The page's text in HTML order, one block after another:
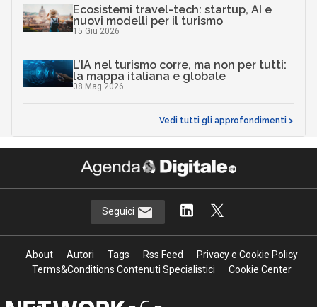
Ecosistemi travel-tech: startup, AI e
nuovi modelli per il turismo
15 Giu 2026
L’IA nel turismo corre, ma non per tutti:
la mappa italiana e globale
08 Mag 2026
Vedi tutti gli approfondimenti >
Seguici
About Autori Tags Rss Feed
Privacy e Cookie Policy
Terms&Conditions Contenuti Specialistici
Cookie Center